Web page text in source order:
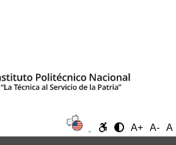
A+ A- A